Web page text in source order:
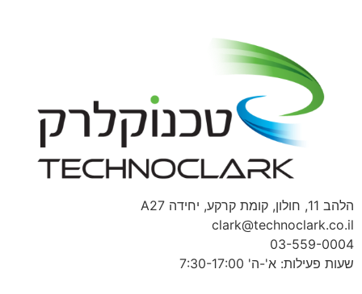
הלהב 11, חולון, קומת קרקע, יחידה A27
clark@technoclark.co.il
03-559-0004
שעות פעילות: א'-ה' 7:30-17:00